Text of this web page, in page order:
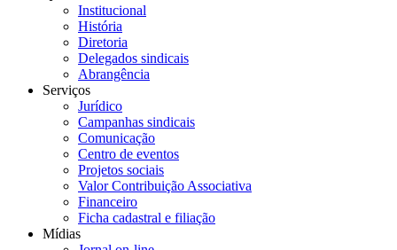
Institucional
História
Diretoria
Delegados sindicais
Abrangência
Serviços
Jurídico
Campanhas sindicais
Comunicação
Centro de eventos
Projetos sociais
Valor Contribuição Associativa
Financeiro
Ficha cadastral e filiação
Mídias